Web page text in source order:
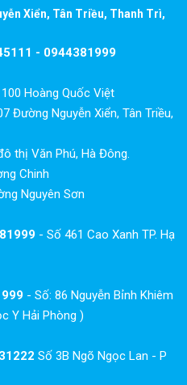
Xiển, Tân Triều, Thanh Trì,
- 0944381999
Hoàng Quốc Việt
Đường Nguyễn Xiển, Tân Triều,
thị Văn Phú, Hà Đông.
Chinh
Nguyên Sơn
- Số 461 Cao Xanh TP. Hạ
- Số: 86 Nguyễn Bỉnh Khiêm
Y Hải Phòng )
Số 3B Ngõ Ngọc Lan - P